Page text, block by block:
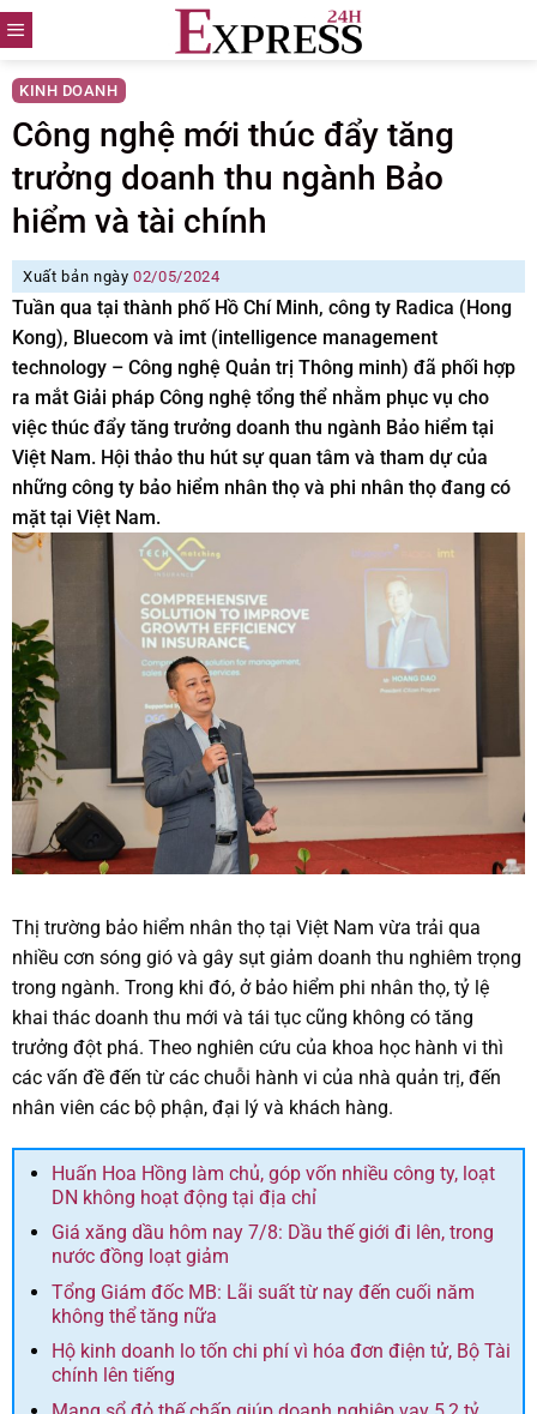
Skip
to
content
KINH DOANH
Công nghệ mới thúc đẩy tăng
trưởng doanh thu ngành Bảo
hiểm và tài chính
Xuất bản ngày02/05/2024
Tuần qua tại thành phố Hồ Chí Minh, công ty Radica (Hong
Kong), Bluecom và imt (intelligence management
technology – Công nghệ Quản trị Thông minh) đã phối hợp
ra mắt Giải pháp Công nghệ tổng thể nhằm phục vụ cho
việc thúc đẩy tăng trưởng doanh thu ngành Bảo hiểm tại
Việt Nam. Hội thảo thu hút sự quan tâm và tham dự của
những công ty bảo hiểm nhân thọ và phi nhân thọ đang có
mặt tại Việt Nam.
Thị trường bảo hiểm nhân thọ tại Việt Nam vừa trải qua
nhiều cơn sóng gió và gây sụt giảm doanh thu nghiêm trọng
trong ngành. Trong khi đó, ở bảo hiểm phi nhân thọ, tỷ lệ
khai thác doanh thu mới và tái tục cũng không có tăng
trưởng đột phá. Theo nghiên cứu của khoa học hành vi thì
các vấn đề đến từ các chuỗi hành vi của nhà quản trị, đến
nhân viên các bộ phận, đại lý và khách hàng.
Huấn Hoa Hồng làm chủ, góp vốn nhiều công ty, loạt
DN không hoạt động tại địa chỉ
Giá xăng dầu hôm nay 7/8: Dầu thế giới đi lên, trong
nước đồng loạt giảm
Tổng Giám đốc MB: Lãi suất từ nay đến cuối năm
không thể tăng nữa
Hộ kinh doanh lo tốn chi phí vì hóa đơn điện tử, Bộ Tài
chính lên tiếng